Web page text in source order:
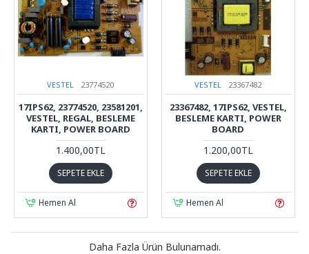
VESTEL 23774520
17IPS62, 23774520, 23581201,
VESTEL, REGAL, BESLEME
KARTI, POWER BOARD
1.400,00TL
SEPETE EKLE
Hemen Al
VESTEL 23367482
23367482, 17IPS62, VESTEL,
BESLEME KARTI, POWER
BOARD
1.200,00TL
SEPETE EKLE
Hemen Al
Daha Fazla Ürün Bulunamadı.